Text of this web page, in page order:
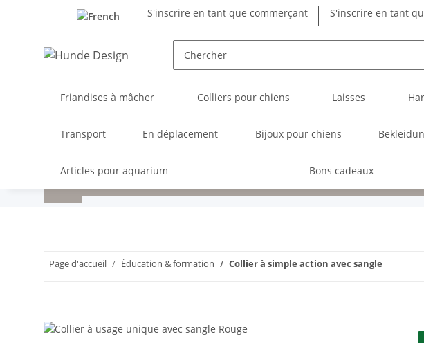
S'inscrire en tant que commerçant S'inscrire en tant
Friandises à mâcher Colliers pour chiens Laisses
Transport En déplacement Bijoux pour chiens
Articles pour aquarium Bons cadeaux
Page d'accueil Éducation & formation Collier à simple action avec sangle